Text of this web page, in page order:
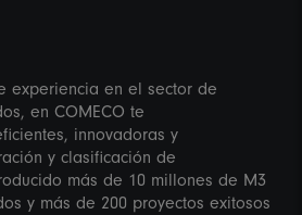
experiencia en el sector de
en COMECO te
innovadoras y
y clasificación de
más de 10 millones de M3
y más de 200 proyectos exitosos